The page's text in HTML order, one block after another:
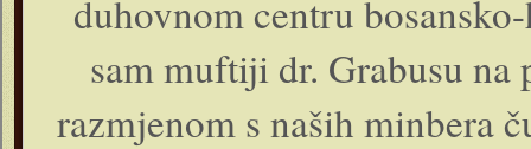
duhovnom centru
sam muftiji dr. Grabusu
razmjenom s naših minbera